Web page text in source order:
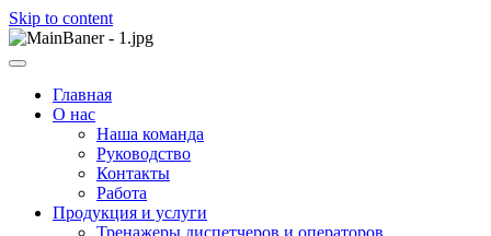
Skip to content
ООО НПП "АТП"
ООО НПП "АТП" – разработка тренажерных комплексов
Главная
О нас
Наша команда
Руководство
Контакты
Работа
Продукция и услуги
Тренажеры диспетчеров и операторов